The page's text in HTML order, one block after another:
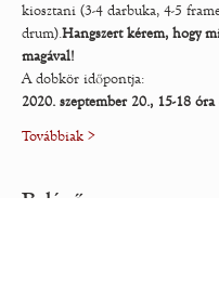
kiosztani (3-4 darbuka, 4-5
drum).Hangszert kérem, hogy
magával!
A dobkör időpontja:
2020. szeptember 20., 15-18
Továbbiak >
Belépő